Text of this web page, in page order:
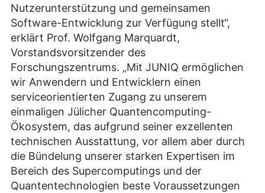
Nutzerunterstützung und gemeinsamen
Software-Entwicklung zur Verfügung stellt“,
erklärt Prof. Wolfgang Marquardt,
Vorstandsvorsitzender des
Forschungszentrums. „Mit JUNIQ ermöglichen
wir Anwendern und Entwicklern einen
serviceorientierten Zugang zu unserem
einmaligen Jülicher Quantencomputing-
Ökosystem, das aufgrund seiner exzellenten
technischen Ausstattung, vor allem aber durch
die Bündelung unserer starken Expertisen im
Bereich des Supercomputings und der
Quantentechnologien beste Voraussetzungen